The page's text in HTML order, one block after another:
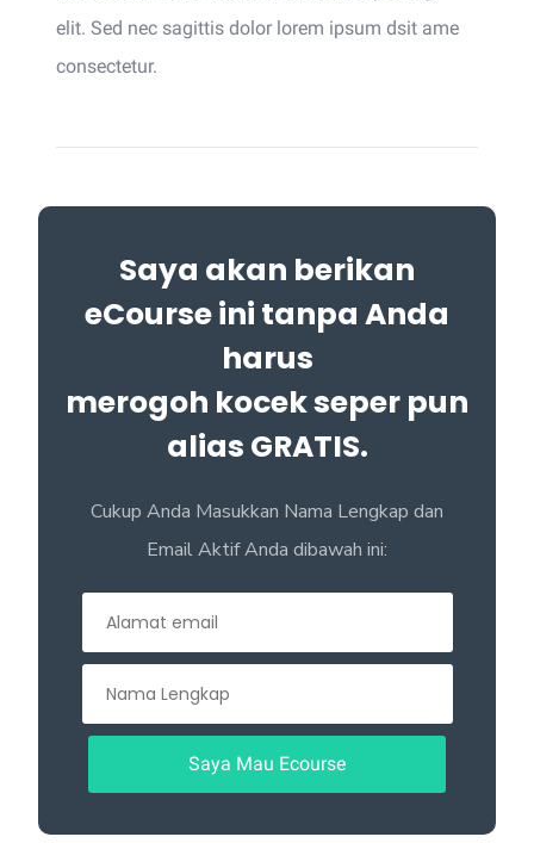
elit. Sed nec sagittis dolor lorem ipsum dsit ame
consectetur.
Saya akan berikan
eCourse ini tanpa Anda
harus
merogoh kocek seper pun
alias GRATIS.
Cukup Anda Masukkan Nama Lengkap dan
Email Aktif Anda dibawah ini: